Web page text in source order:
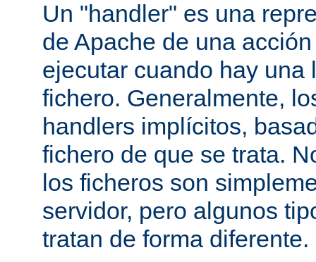
Un "handler" es una
de Apache de una
ejecutar cuando hay una
fichero. Generalmente,
handlers implícitos,
fichero de que se trata.
los ficheros son
servidor, pero algunos
tratan de forma diferente.